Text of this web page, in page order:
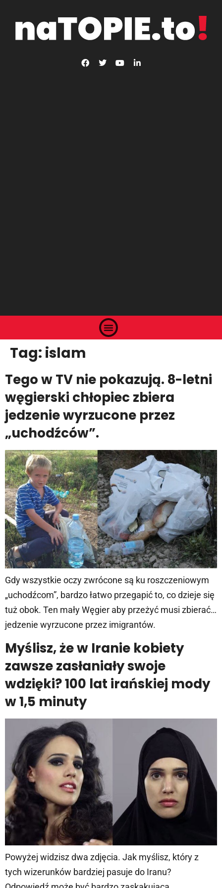
Tag: islam
Tego w TV nie pokazują. 8-letni
węgierski chłopiec zbiera
jedzenie wyrzucone przez
„uchodźców”.
Gdy wszystkie oczy zwrócone są ku roszczeniowym
„uchodźcom”, bardzo łatwo przegapić to, co dzieje się
tuż obok. Ten mały Węgier aby przeżyć musi zbierać…
jedzenie wyrzucone przez imigrantów.
Myślisz, że w Iranie kobiety
zawsze zasłaniały swoje
wdzięki? 100 lat irańskiej mody
w 1,5 minuty
Powyżej widzisz dwa zdjęcia. Jak myślisz, który z
tych wizerunków bardziej pasuje do Iranu?